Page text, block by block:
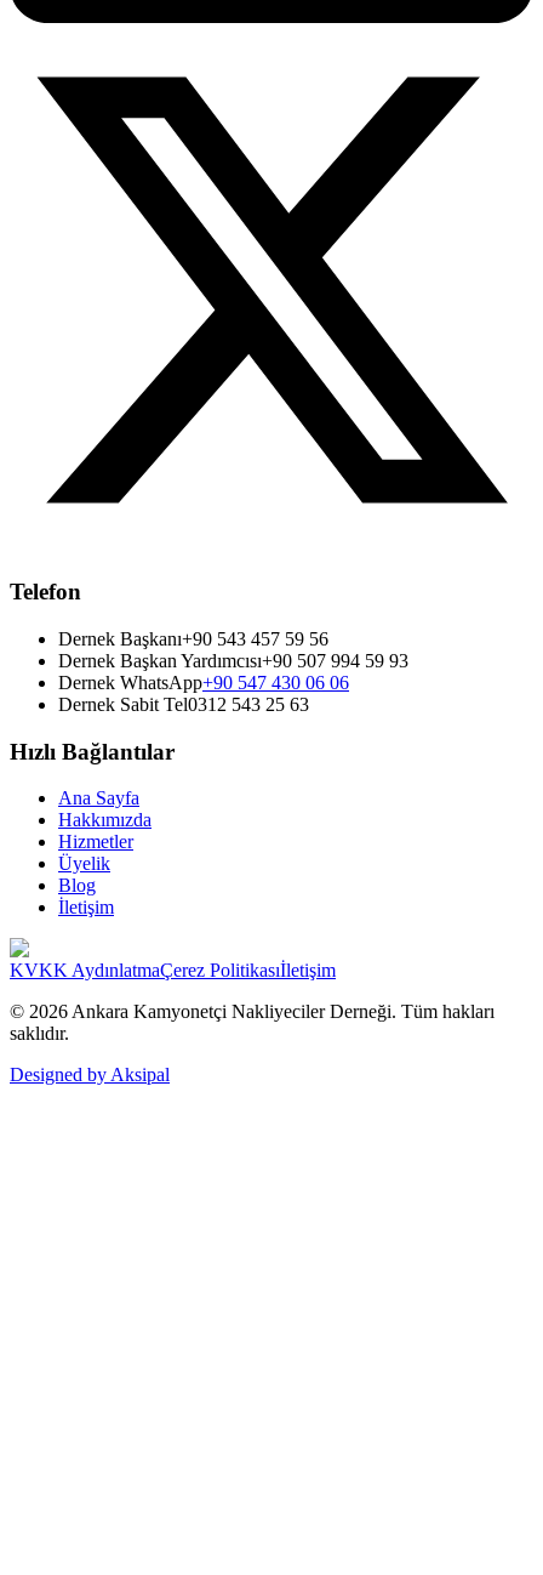
Telefon
Dernek Başkanı+90 543 457 59 56
Dernek Başkan Yardımcısı+90 507 994 59 93
Dernek WhatsApp+90 547 430 06 06
Dernek Sabit Tel0312 543 25 63
Hızlı Bağlantılar
Ana Sayfa
Hakkımızda
Hizmetler
Üyelik
Blog
İletişim
KVKK AydınlatmaÇerez Politikasıİletişim
© 2026 Ankara Kamyonetçi Nakliyeciler Derneği. Tüm hakları
saklıdır.
Designed by Aksipal